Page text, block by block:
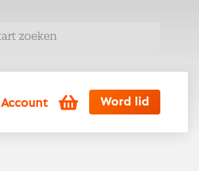
Account Winkelwagen
Word lid